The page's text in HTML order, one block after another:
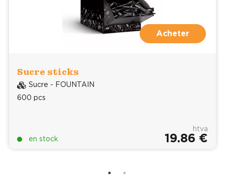
Acheter
Sucre sticks
Sucre - FOUNTAIN
600 pcs
en stock
htva
19.86 €